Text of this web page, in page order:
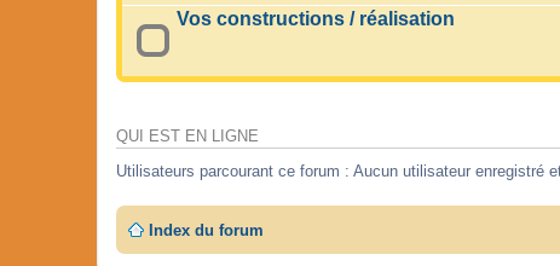
Vos constructions / réalisation
QUI EST EN LIGNE
Utilisateurs parcourant ce forum : Aucun utilisateur enregistré
Index du forum